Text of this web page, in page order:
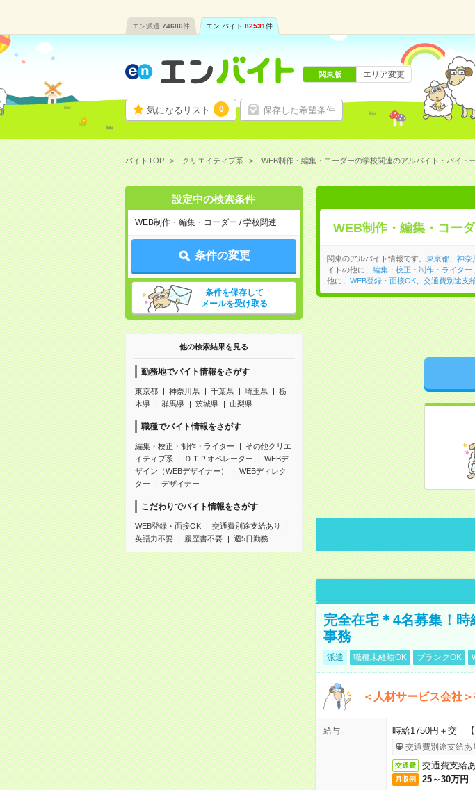
エン派遣 74686件 エン バイト 82531件
気になるリスト 0 保存した希望条件
関東版 エリア変更
バイトTOP クリエイティブ系 WEB制作・編集・コーダーの学校関連のアルバイト・バイト
設定中の検索条件
WEB制作・編集・コーダー / 学校関連
条件の変更
条件を保存して
メールを受け取る
他の検索結果を見る
勤務地でバイト情報をさがす
東京都 神奈川県 千葉県 埼玉県
栃
木県
群馬県 茨城県 山梨県
職種でバイト情報をさがす
編集・校正・制作・ライター
その他クリエ
イティブ系
ＤＴＰオペレーター
WEBデ
ザイン（WEBデザイナー）
WEBディレク
ター
デザイナー
こだわりでバイト情報をさがす
WEB登録・面接OK
交通費別途支給あり
英語力不要
履歴書不要 週5日勤務
WEB制作・編集・コー
関東のアルバイト情報です。 東京都、 神奈
イトの他に、 編集・校正・制作・ライター
他に、 WEB登録・面接OK、 交通費別途支
完全在宅＊4名募集！
事務
派遣 職種未経験OK ブランクOK
＜人材サービス会社
給与 時給1750円＋交 【
交通費別途支給あ
交通費 交通費支給
月収例 25～30万円